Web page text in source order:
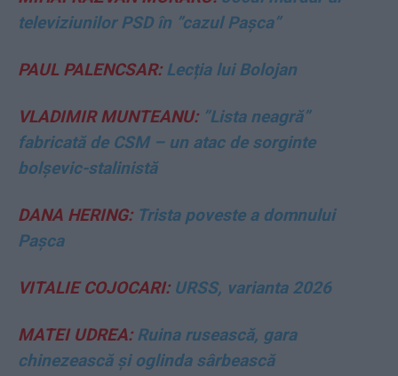
televiziunilor PSD în ”cazul Pașca”
PAUL PALENCSAR:Lecția lui Bolojan
VLADIMIR MUNTEANU:”Lista neagră”
fabricată de CSM – un atac de sorginte
bolșevic-stalinistă
DANA HERING:Trista poveste a domnului
Pașca
VITALIE COJOCARI:URSS, varianta 2026
MATEI UDREA:Ruina rusească, gara
chinezească și oglinda sârbească